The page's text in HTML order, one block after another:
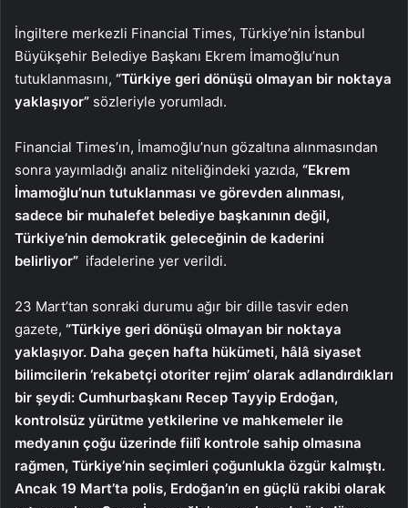
İngiltere merkezli Financial Times, Türkiye’nin İstanbul
Büyükşehir Belediye Başkanı Ekrem İmamoğlu’nun
tutuklanmasını, “Türkiye geri dönüşü olmayan bir noktaya
yaklaşıyor” sözleriyle yorumladı.
Financial Times’ın, İmamoğlu’nun gözaltına alınmasından
sonra yayımladığı analiz niteliğindeki yazıda, “Ekrem
İmamoğlu’nun tutuklanması ve görevden alınması,
sadece bir muhalefet belediye başkanının değil,
Türkiye’nin demokratik geleceğinin de kaderini
belirliyor” ifadelerine yer verildi.
23 Mart’tan sonraki durumu ağır bir dille tasvir eden
gazete, “Türkiye geri dönüşü olmayan bir noktaya
yaklaşıyor. Daha geçen hafta hükümeti, hâlâ siyaset
bilimcilerin ‘rekabetçi otoriter rejim’ olarak adlandırdıkları
bir şeydi: Cumhurbaşkanı Recep Tayyip Erdoğan,
kontrolsüz yürütme yetkilerine ve mahkemeler ile
medyanın çoğu üzerinde fiilî kontrole sahip olmasına
rağmen, Türkiye’nin seçimleri çoğunlukla özgür kalmıştı.
Ancak 19 Mart’ta polis, Erdoğan’ın en güçlü rakibi olarak